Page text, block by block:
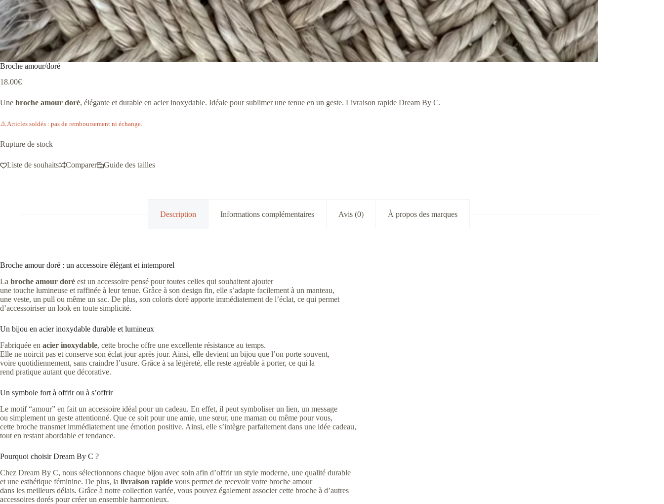
Broche amour/doré
18.00€
Une broche amour doré, élégante et durable en acier inoxydable. Idéale pour sublimer une tenue en un geste. Livraison rapide Dream By C.
⚠️ Articles soldés : pas de remboursement ni échange.
Rupture de stock
Liste de souhaits Comparer Guide des tailles
Description Informations complémentaires Avis (0) À propos des marques
Broche amour doré : un accessoire élégant et intemporel
La broche amour doré est un accessoire pensé pour toutes celles qui souhaitent ajouter
une touche lumineuse et raffinée à leur tenue. Grâce à son design fin, elle s’adapte facilement à un manteau,
une veste, un pull ou même un sac. De plus, son coloris doré apporte immédiatement de l’éclat, ce qui permet
d’accessoiriser un look en toute simplicité.
Un bijou en acier inoxydable durable et lumineux
Fabriquée en acier inoxydable, cette broche offre une excellente résistance au temps.
Elle ne noircit pas et conserve son éclat jour après jour. Ainsi, elle devient un bijou que l’on porte souvent,
voire quotidiennement, sans craindre l’usure. Grâce à sa légèreté, elle reste agréable à porter, ce qui la
rend pratique autant que décorative.
Un symbole fort à offrir ou à s’offrir
Le motif “amour” en fait un accessoire idéal pour un cadeau. En effet, il peut symboliser un lien, un message
ou simplement un geste attentionné. Que ce soit pour une amie, une sœur, une maman ou même pour vous,
cette broche transmet immédiatement une émotion positive. Ainsi, elle s’intègre parfaitement dans une idée cadeau,
tout en restant abordable et tendance.
Pourquoi choisir Dream By C ?
Chez Dream By C, nous sélectionnons chaque bijou avec soin afin d’offrir un style moderne, une qualité durable
et une esthétique féminine. De plus, la livraison rapide vous permet de recevoir votre broche amour
dans les meilleurs délais. Grâce à notre collection variée, vous pouvez également associer cette broche à d’autres
accessoires dorés pour créer un ensemble harmonieux.